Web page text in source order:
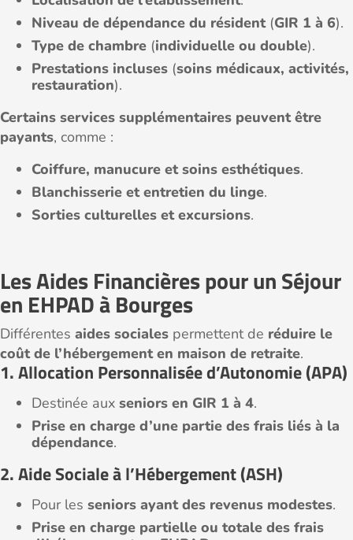
Niveau de dépendance du résident(GIR 1 à 6).
Type de chambre (individuelle ou double).
Prestations incluses (soins médicaux, activités,
restauration).
Certains services supplémentaires peuvent être
payants, comme :
Coiffure, manucure et soins esthétiques.
Blanchisserie et entretien du linge.
Sorties culturelles et excursions.
Les Aides Financières pour un Séjour
en EHPAD à Bourges
Différentes aides sociales permettent de réduire le
coût de l’hébergement en maison de retraite.
1. Allocation Personnalisée d’Autonomie (APA)
Destinée aux seniors en GIR 1 à 4.
Prise en charge d’une partie des frais liés à la
dépendance.
2. Aide Sociale à l’Hébergement (ASH)
Pour les seniors ayant des revenus modestes.
Prise en charge partielle ou totale des frais